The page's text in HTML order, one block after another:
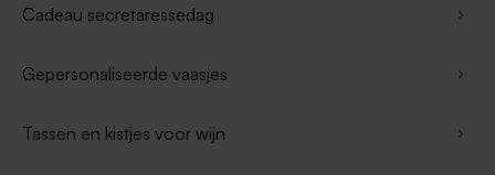
Cadeau secretaressedag
Gepersonaliseerde vaasjes
Tassen en kistjes voor wijn